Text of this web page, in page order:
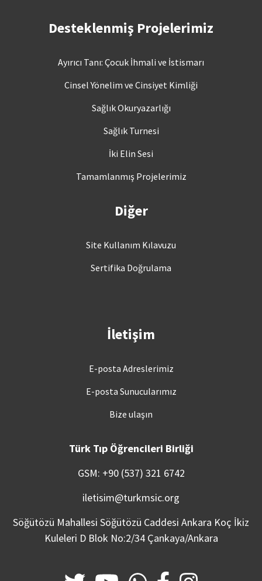
Desteklenmiş Projelerimiz
Ayırıcı Tanı: Çocuk İhmali ve İstismarı
Cinsel Yönelim ve Cinsiyet Kimliği
Sağlık Okuryazarlığı
Sağlık Turnesi
İki Elin Sesi
Tamamlanmış Projelerimiz
Diğer
Site Kullanım Kılavuzu
Sertifika Doğrulama
İletişim
E-posta Adreslerimiz
E-posta Sunucularımız
Bize ulaşın
Türk Tıp Öğrencileri Birliği
GSM: +90 (537) 321 6742
iletisim@turkmsic.org
Söğütözü Mahallesi Söğütözü Caddesi Ankara Koç İkiz
Kuleleri D Blok No:2/34 Çankaya/Ankara